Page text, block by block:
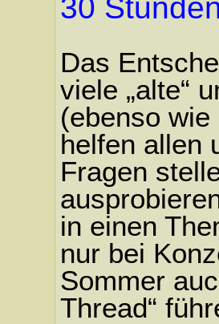
30
Das
viele „alte“
(ebenso
helfen allen
Fragen
in einen
nur bei
Sommer
Thread“